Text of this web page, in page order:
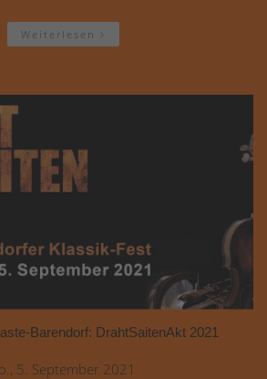
Weiterlesen
Barendorf: DrahtSaitenAkt 2021
5. September 2021